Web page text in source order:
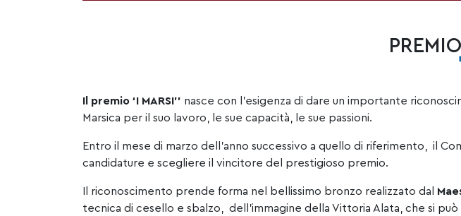
Il premio ‘I MARSI’’ nasce con l’esigenza di dare un importante
Marsica per il suo lavoro, le sue capacità, le sue passioni.
Entro il mese di marzo dell’anno successivo a quello di riferimento, il
candidature e scegliere il vincitore del prestigioso premio.
Il riconoscimento prende forma nel bellissimo bronzo realizzato dal
tecnica di cesello e sbalzo, dell’immagine della Vittoria Alata, che si